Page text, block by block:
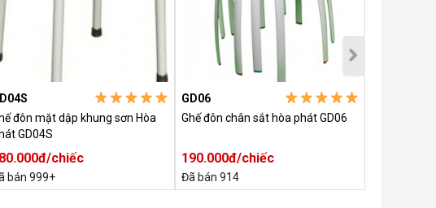
đôn mặt dập khung sơn Hòa
GD04S
chiếc
bán 999+
GD06
Ghế đôn chân sắt hòa phát GD06
190.000đ/chiếc
Đã bán 914